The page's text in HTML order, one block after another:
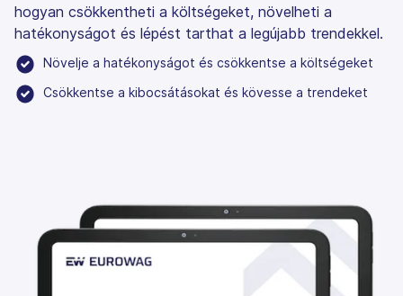
hogyan csökkentheti a költségeket, növelheti a
hatékonyságot és lépést tarthat a legújabb trendekkel.
Növelje a hatékonyságot és csökkentse a költségeket
Csökkentse a kibocsátásokat és kövesse a trendeket